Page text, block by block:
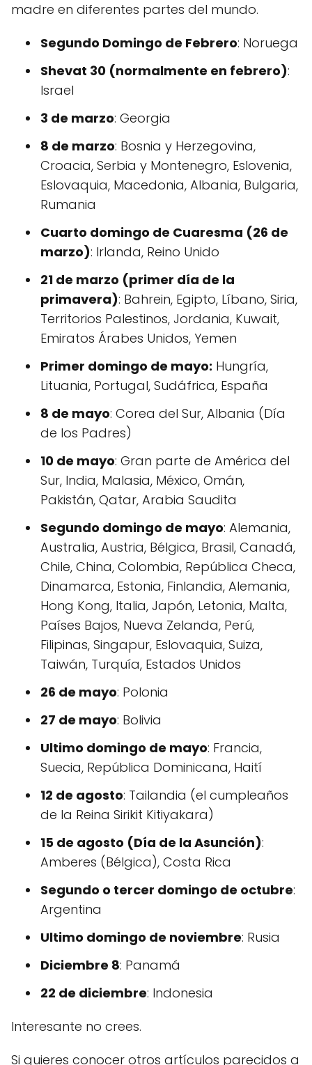
madre en diferentes partes del mundo.
Segundo Domingo de Febrero: Noruega
Shevat 30 (normalmente en febrero):
Israel
3 de marzo: Georgia
8 de marzo: Bosnia y Herzegovina,
Croacia, Serbia y Montenegro, Eslovenia,
Eslovaquia, Macedonia, Albania, Bulgaria,
Rumania
Cuarto domingo de Cuaresma (26 de
marzo): Irlanda, Reino Unido
21 de marzo (primer día de la
primavera): Bahrein, Egipto, Líbano, Siria,
Territorios Palestinos, Jordania, Kuwait,
Emiratos Árabes Unidos, Yemen
Primer domingo de mayo: Hungría,
Lituania, Portugal, Sudáfrica, España
8 de mayo: Corea del Sur, Albania (Día
de los Padres)
10 de mayo: Gran parte de América del
Sur, India, Malasia, México, Omán,
Pakistán, Qatar, Arabia Saudita
Segundo domingo de mayo: Alemania,
Australia, Austria, Bélgica, Brasil, Canadá,
Chile, China, Colombia, República Checa,
Dinamarca, Estonia, Finlandia, Alemania,
Hong Kong, Italia, Japón, Letonia, Malta,
Países Bajos, Nueva Zelanda, Perú,
Filipinas, Singapur, Eslovaquia, Suiza,
Taiwán, Turquía, Estados Unidos
26 de mayo: Polonia
27 de mayo: Bolivia
Ultimo domingo de mayo: Francia,
Suecia, República Dominicana, Haití
12 de agosto: Tailandia (el cumpleaños
de la Reina Sirikit Kitiyakara)
15 de agosto (Día de la Asunción):
Amberes (Bélgica), Costa Rica
Segundo o tercer domingo de octubre:
Argentina
Ultimo domingo de noviembre: Rusia
Diciembre 8: Panamá
22 de diciembre: Indonesia
Interesante no crees.
Si quieres conocer otros artículos parecidos a